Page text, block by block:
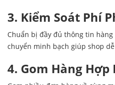
3. Kiểm Soát Phí
Chuẩn bị đầy đủ thông tin
chuyển minh bạch giúp shop
4. Gom Hàng Hợp